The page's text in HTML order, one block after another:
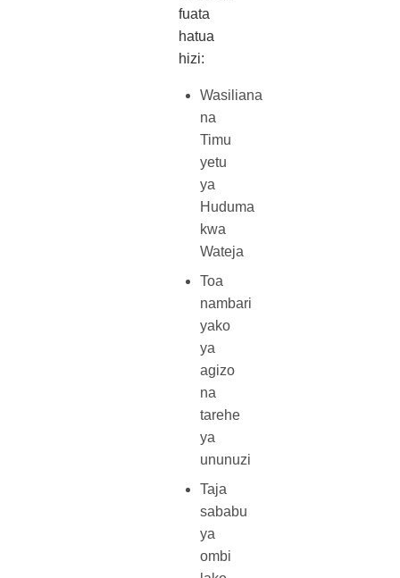
fuata
hatua
hizi:
Wasiliana
na
Timu
yetu
ya
Huduma
kwa
Wateja
Toa
nambari
yako
ya
agizo
na
tarehe
ya
ununuzi
Taja
sababu
ya
ombi